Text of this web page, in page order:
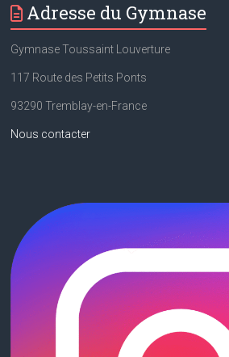
Adresse du Gymnase
Gymnase Toussaint Louverture
117 Route des Petits Ponts
93290 Tremblay-en-France
Nous contacter